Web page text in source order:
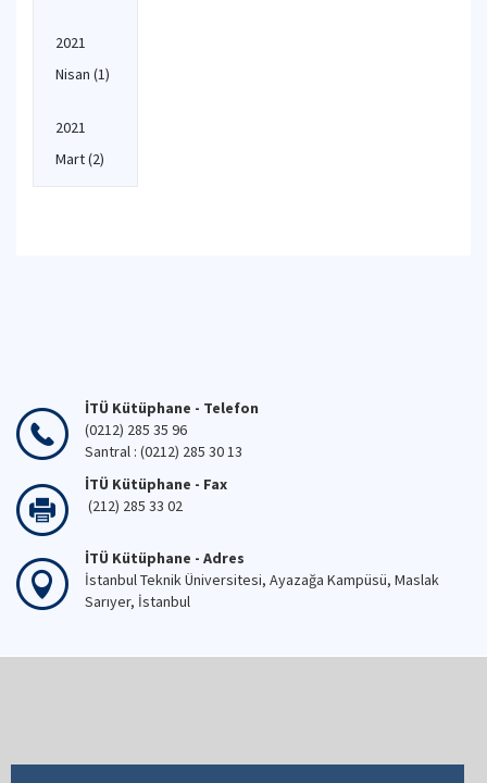
2021
Nisan (1)
2021
Mart(2)
İTÜ Kütüphane - Telefon
(0212) 285 35 96
Santral : (0212) 285 30 13
İTÜ Kütüphane - Fax
(212) 285 33 02
İTÜ Kütüphane - Adres
İstanbul Teknik Üniversitesi, Ayazağa Kampüsü, Maslak
Sarıyer, İstanbul